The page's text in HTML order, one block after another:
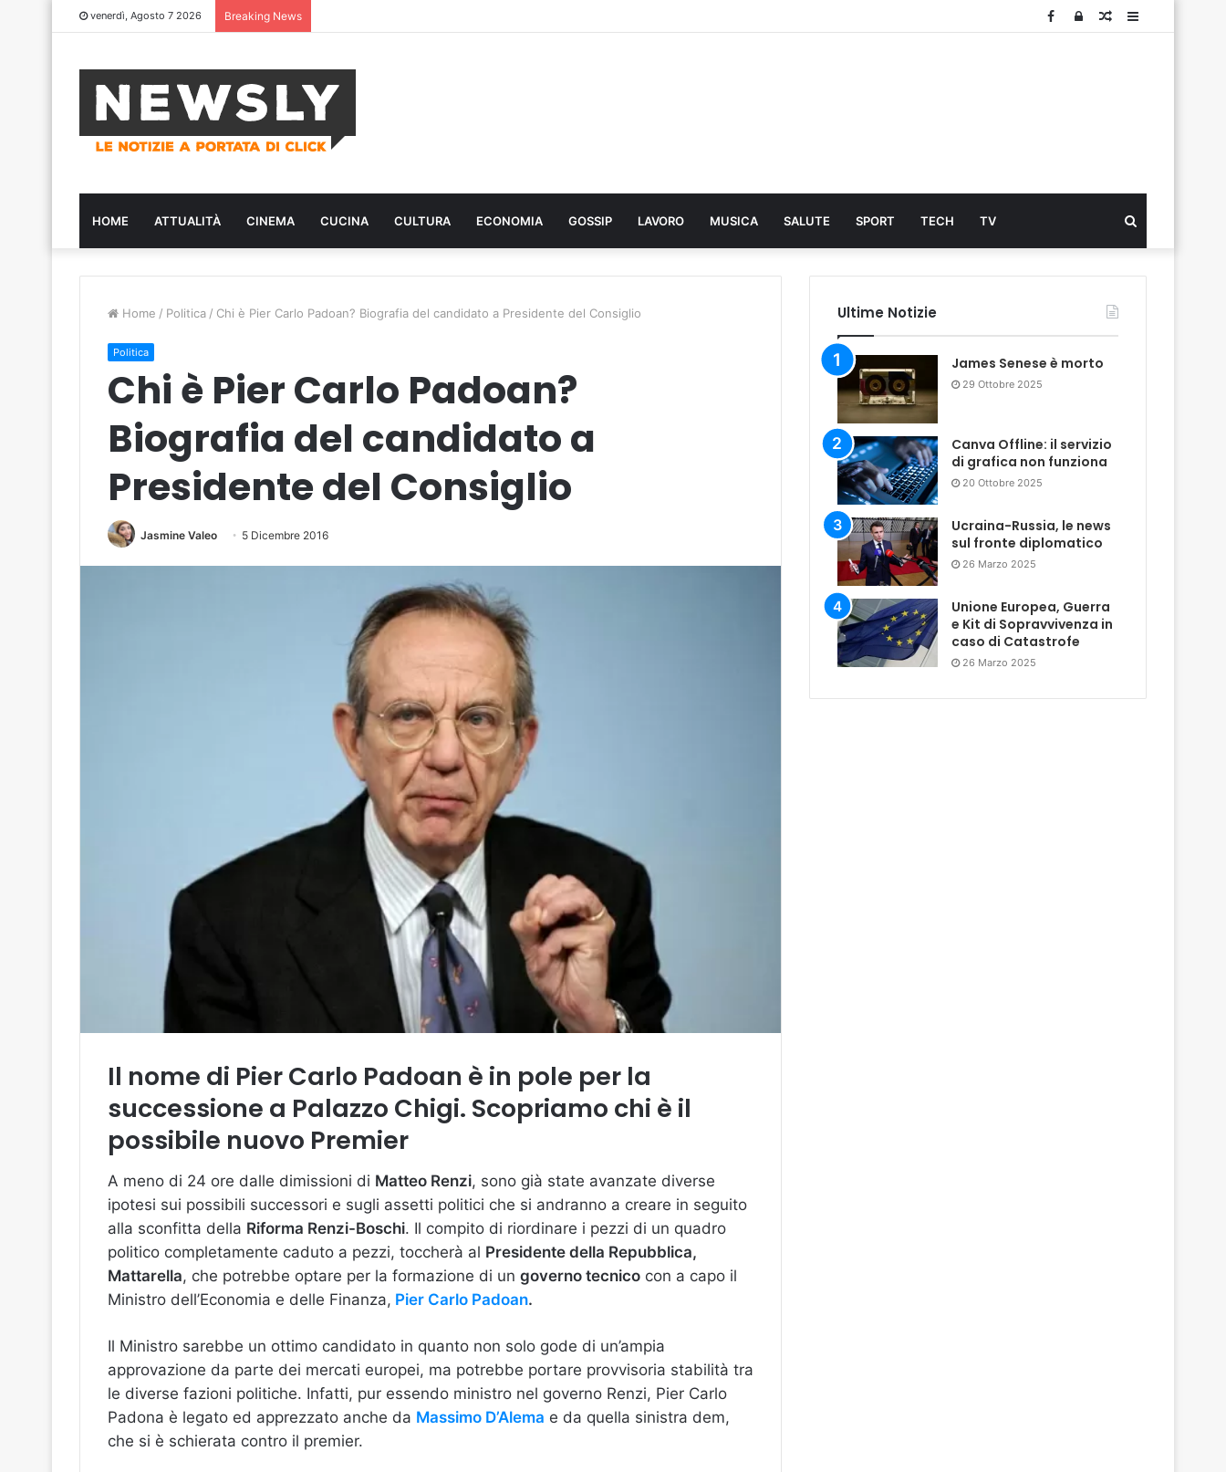
venerdì, Agosto 7 2026 Breaking News Sidebar
Articolo
Log
Facebook
HOME ATTUALITÀ CINEMA CUCINA CULTURA ECONOMIA GOSSIP LAVORO MUSICA SALUTE SPORT TECH TV
...
Home / Politica / Chi è Pier Carlo Padoan? Biografia del candidato a Presidente del Consiglio
Politica
Chi è Pier Carlo Padoan?
Biografia del candidato a
Presidente del Consiglio
Jasmine Valeo 5 Dicembre 2016
Il nome di Pier Carlo Padoan è in pole per la
successione a Palazzo Chigi. Scopriamo chi è il
possibile nuovo Premier
A meno di 24 ore dalle dimissioni di Matteo Renzi, sono già state avanzate diverse
ipotesi sui possibili successori e sugli assetti politici che si andranno a creare in seguito
alla sconfitta della Riforma Renzi-Boschi. Il compito di riordinare i pezzi di un quadro
politico completamente caduto a pezzi, toccherà al Presidente della Repubblica,
Mattarella, che potrebbe optare per la formazione di un governo tecnico con a capo il
Ministro dell’Economia e delle Finanza, Pier Carlo Padoan.
Il Ministro sarebbe un ottimo candidato in quanto non solo gode di un’ampia
approvazione da parte dei mercati europei, ma potrebbe portare provvisoria stabilità tra
le diverse fazioni politiche. Infatti, pur essendo ministro nel governo Renzi, Pier Carlo
Padona è legato ed apprezzato anche da Massimo D’Alema e da quella sinistra dem,
che si è schierata contro il premier.
Ultime Notizie
James Senese è morto
29 Ottobre 2025
Canva Offline: il servizio
di grafica non funziona
20 Ottobre 2025
Ucraina-Russia, le news
sul fronte diplomatico
26 Marzo 2025
Unione Europea, Guerra
e Kit di Sopravvivenza in
caso di Catastrofe
26 Marzo 2025